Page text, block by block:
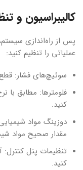
کالیبراسیون و
پس از راه‌اندازی
عملیاتی را تنظیم کنید:
سوئیچ‌های فشار: قطع
فلومترها: مطابق با
کنید.
دوزینگ مواد
مقدار صحیح مواد
تنظیمات پنل کنترل:
کنید.